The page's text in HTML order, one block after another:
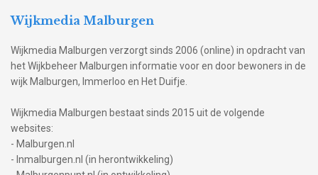
Wijkmedia Malburgen
Wijkmedia Malburgen verzorgt sinds 2006 (online) in opdracht van
het Wijkbeheer Malburgen informatie voor en door bewoners in de
wijk Malburgen, Immerloo en Het Duifje.
Wijkmedia Malburgen bestaat sinds 2015 uit de volgende
websites:
- Malburgen.nl
- Inmalburgen.nl (in herontwikkeling)